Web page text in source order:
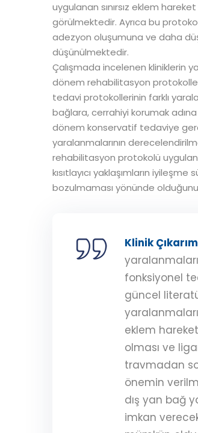
uygulanan sınırsız eklem
görülmektedir. Ayrıca bu
adezyon oluşumuna ve daha
düşünülmektedir.
Çalışmada incelenen kliniklerin
dönem rehabilitasyon
tedavi protokollerinin farklı
bağlara, cerrahiyi korumak
dönem konservatif tedaviye
yaralanmalarının
rehabilitasyon protokolü
kısıtlayıcı yaklaşımların
bozulmaması yönünde
Klinik
fonksiyonel
güncel
eklem hareket
olması ve
travmadan
önemin
dış yan bağ
imkan